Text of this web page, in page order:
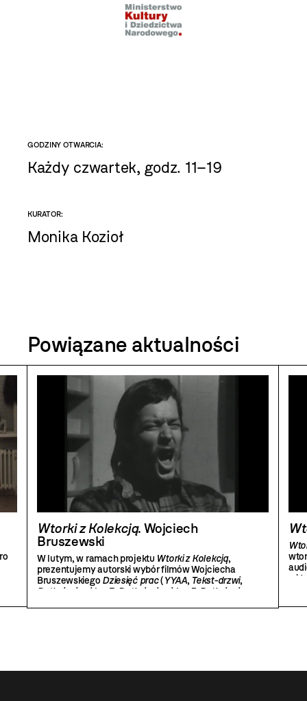
GODZINY OTWARCIA:
Każdy czwartek, godz. 11–19
KURATOR:
Monika Kozioł
Powiązane aktualności
Wtorki z Kolekcją. Wojciech
Bruszewski
W lutym, w ramach projektu Wtorki z Kolekcją,
prezentujemy autorski wybór filmów Wojciecha
Bruszewskiego Dziesięć prac(YYAA, Tekst-drzwi,
Dotknięcie video 7, Dotknięcie video 5, Dotknięcie